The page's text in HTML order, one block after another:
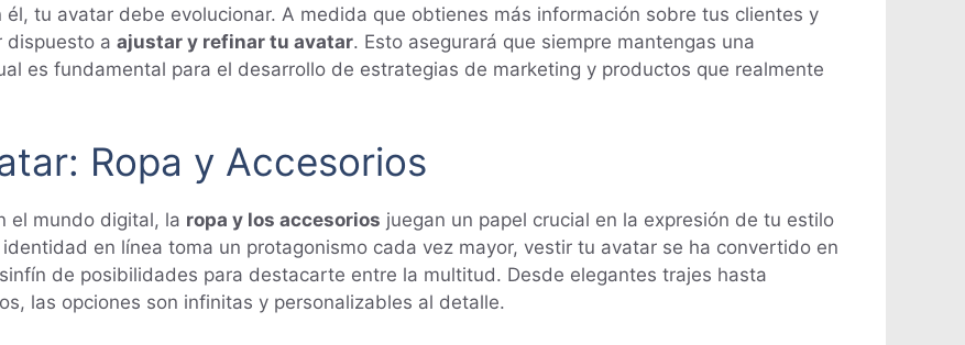
tu avatar debe evolucionar. A medida que obtienes más información sobre tus clientes y
dispuesto a ajustar y refinar tu avatar. Esto asegurará que siempre mantengas una
es fundamental para el desarrollo de estrategias de marketing y productos que realmente
Ropa y Accesorios
el mundo digital, la ropa y los accesorios juegan un papel crucial en la expresión de tu estilo
en línea toma un protagonismo cada vez mayor, vestir tu avatar se ha convertido en
de posibilidades para destacarte entre la multitud. Desde elegantes trajes hasta
las opciones son infinitas y personalizables al detalle.